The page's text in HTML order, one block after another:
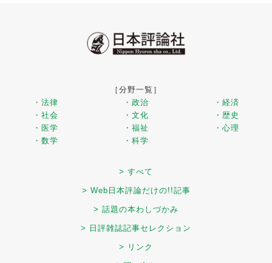
［分野一覧］
・法律
・政治
・経済
・社会
・文化
・歴史
・医学
・福祉
・心理
・数学
・科学
> すべて
> Web日本評論だけの!!記事
> 話題の本わしづかみ
> 日評雑誌記事セレクション
> リンク